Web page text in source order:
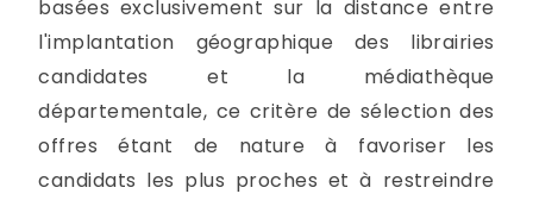
basées exclusivement sur la distance entre
l'implantation géographique des librairies
candidates et la médiathèque
départementale, ce critère de sélection des
offres étant de nature à favoriser les
candidats les plus proches et à restreindre